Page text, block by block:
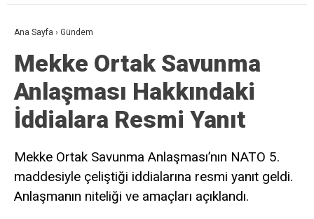
Ana Sayfa › Gündem
Mekke Ortak Savunma
Anlaşması Hakkındaki
İddialara Resmi Yanıt
Mekke Ortak Savunma Anlaşması’nın NATO 5.
maddesiyle çeliştiği iddialarına resmi yanıt geldi.
Anlaşmanın niteliği ve amaçları açıklandı.